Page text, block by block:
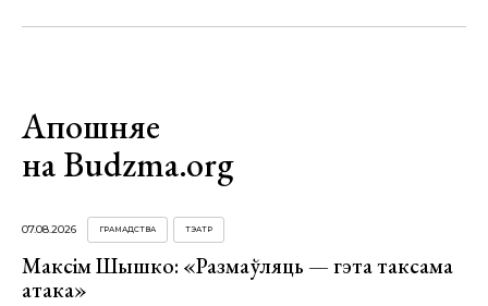
Апошняе
на Budzma.org
07.08.2026 ГРАМАДСТВА ТЭАТР
Максім Шышко: «Размаўляць — гэта таксама
атака»